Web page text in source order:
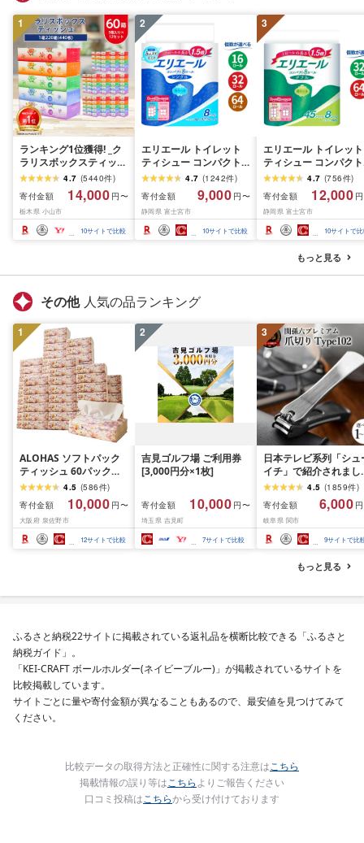
1
ランキング1位獲得! _ク
ラリスボックスティッシ
ュ60箱(1箱220組(440
枚))(5個入り×12セット)_
ティッシュ ティッシュ
ペーパー 日用品 常備品
生活用品 まとめ買い [配
送不可地域:離島・沖縄
4.7 (5440件)
寄付金額
14,000 円〜
栃木県 小山市
10サイトで比較
2
エリエール トイレット
ティシュー コンパクト
シングル [個数が選べ
る:16・32・64 ロール]
1.5倍巻 82.5m トイレッ
トペーパー シングル パ
ルプ100% 香りつき 日用
品 消耗品 備蓄 ふるさと
4.7 (1242件)
寄付金額
9,000 円〜
静岡県 富士宮市
10サイトで比較
3
エリエール トイレット
ティシュー コンパクト
ダブル [選べるロール
数:32・64 ロール] 1.5
巻 45m トイレットペ
パー ダブル パルプ
香りつき 日用品 消耗
備蓄 ふるさと納税 ふ
さと 送料無料 静岡県
4.7 (756件)
寄付金額
12,000
静岡県 富士宮市
10サイトで
もっと見る
その他 人気の品ランキング
1
ALOHAS ソフトパック
ティッシュ 60パック
×400枚(200組) 日用品
必需品 常備品 まとめ買
い 備蓄 防災
4.5 (586件)
寄付金額
10,000 円〜
大阪府 泉佐野市
12サイトで比較
2
吉見ゴルフ場 ご利用券
[3,000円分×1枚]
寄付金額 10,000 円〜
埼玉県 吉見町
7サイトで比較
3
日本テレビ系列「シュ
イチ」で紹介されまし
(R7.09.13放送)[刀匠 関
孫六の伝統から生まれ
ツメキリ][選べる本数
本〜5本セット] 貝印 関
孫六 爪切り type102
テンレス 高級つめきり
ストッパーケース U字
取り外し可能 2WAY や
4.5 (1859件)
寄付金額
6,000
岐阜県 関市
9サイトで比
もっと見る
ふるさと納税22サイトに掲載されている返礼品を横断比較できる「ふるさと
納税ガイド」。
「KEI-CRAFT ボールホルダー(ネイビーブルー)」が掲載されているサイトを
比較掲載しています。
サイトごとに量や寄付金額が異なることもあるので、最安値を見つけてみて
ください。
比較データの取得方法と正確性に関する注意はこちら
掲載情報の誤り等はこちらよりご報告ください
口コミ投稿はこちらから受け付けております